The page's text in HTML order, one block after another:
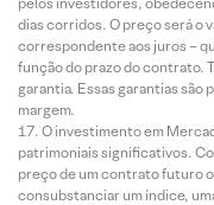
dias corridos. O preço será o
correspondente aos juros –
função do prazo do contrato.
garantia. Essas garantias são
margem.
O investimento em
patrimoniais significativos.
preço de um contrato futuro
consubstanciar um índice,